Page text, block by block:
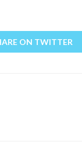
ON TWITTER